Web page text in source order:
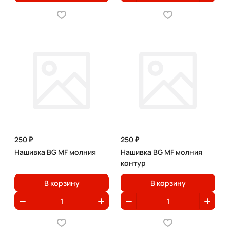
250 ₽
Нашивка BG MF молния
В корзину
250 ₽
Нашивка BG MF молния
контур
В корзину